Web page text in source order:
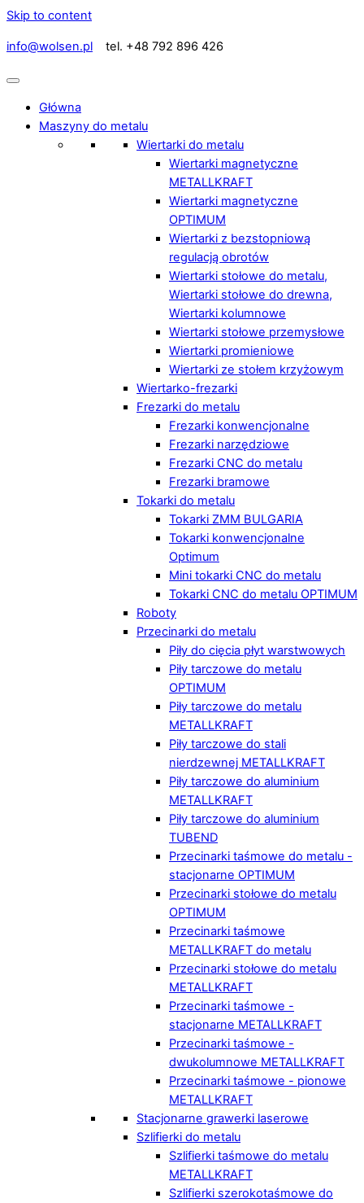
Skip to content
info@wolsen.pl tel. +48 792 896 426
Główna
Maszyny do metalu
Wiertarki do metalu
Wiertarki magnetyczne
METALLKRAFT
Wiertarki magnetyczne
OPTIMUM
Wiertarki z bezstopniową
regulacją obrotów
Wiertarki stołowe do metalu,
Wiertarki stołowe do drewna,
Wiertarki kolumnowe
Wiertarki stołowe przemysłowe
Wiertarki promieniowe
Wiertarki ze stołem krzyżowym
Wiertarko-frezarki
Frezarki do metalu
Frezarki konwencjonalne
Frezarki narzędziowe
Frezarki CNC do metalu
Frezarki bramowe
Tokarki do metalu
Tokarki ZMM BULGARIA
Tokarki konwencjonalne
Optimum
Mini tokarki CNC do metalu
Tokarki CNC do metalu OPTIMUM
Roboty
Przecinarki do metalu
Piły do cięcia płyt warstwowych
Piły tarczowe do metalu
OPTIMUM
Piły tarczowe do metalu
METALLKRAFT
Piły tarczowe do stali
nierdzewnej METALLKRAFT
Piły tarczowe do aluminium
METALLKRAFT
Piły tarczowe do aluminium
TUBEND
Przecinarki taśmowe do metalu -
stacjonarne OPTIMUM
Przecinarki stołowe do metalu
OPTIMUM
Przecinarki taśmowe
METALLKRAFT do metalu
Przecinarki stołowe do metalu
METALLKRAFT
Przecinarki taśmowe -
stacjonarne METALLKRAFT
Przecinarki taśmowe -
dwukolumnowe METALLKRAFT
Przecinarki taśmowe - pionowe
METALLKRAFT
Stacjonarne grawerki laserowe
Szlifierki do metalu
Szlifierki taśmowe do metalu
METALLKRAFT
Szlifierki szerokotaśmowe do